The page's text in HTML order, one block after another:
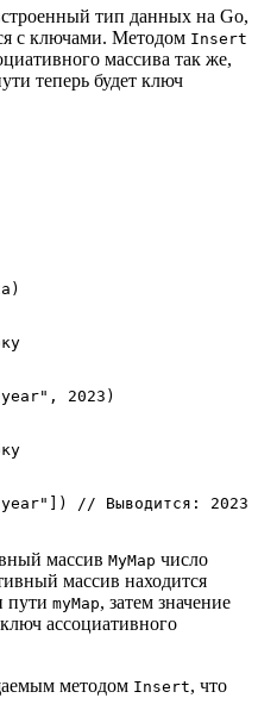
тип данных на Go,
с ключами. Методом Insert
массива так же,
теперь будет ключ
2023)
// Выводится: 2023
массив MyMap число
массив находится
пути myMap, затем значение
ассоциативного
методом Insert, что